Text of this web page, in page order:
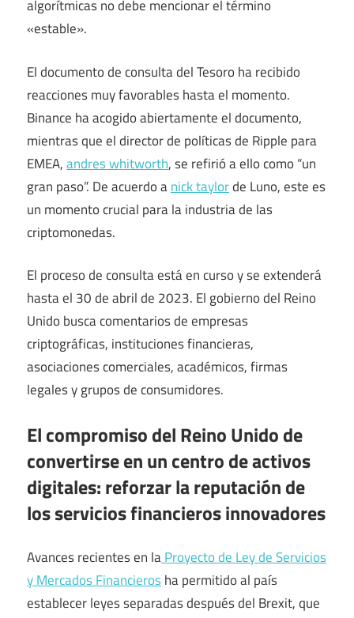
algorítmicas no debe mencionar el término
«estable».
El documento de consulta del Tesoro ha recibido
reacciones muy favorables hasta el momento.
Binance ha acogido abiertamente el documento,
mientras que el director de políticas de Ripple para
EMEA,andres whitworth, se refirió a ello como “un
gran paso”. De acuerdo anick taylorde Luno, este es
un momento crucial para la industria de las
criptomonedas.
El proceso de consulta está en curso y se extenderá
hasta el 30 de abril de 2023. El gobierno del Reino
Unido busca comentarios de empresas
criptográficas, instituciones financieras,
asociaciones comerciales, académicos, firmas
legales y grupos de consumidores.
El compromiso del Reino Unido de
convertirse en un centro de activos
digitales: reforzar la reputación de
los servicios financieros innovadores
Avances recientes en laProyecto de Ley de Servicios
y Mercados Financierosha permitido al país
establecer leyes separadas después del Brexit, que